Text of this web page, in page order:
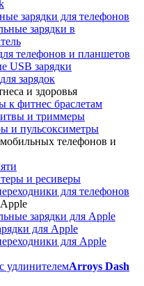
зарядки для телефонов
зарядки в
телефонов и планшетов
USB зарядки
зарядок
и здоровья
к фитнес браслетам
и триммеры
и пульсоксиметры
телефонов и
и ресиверы
для телефонов
зарядки для Apple
для Apple
для Apple
удлинителемArroys Dash